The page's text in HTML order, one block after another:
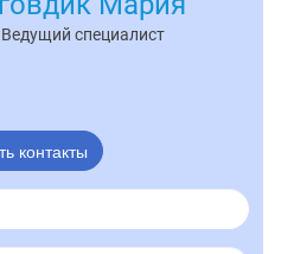
Ведущий специалист
контакты